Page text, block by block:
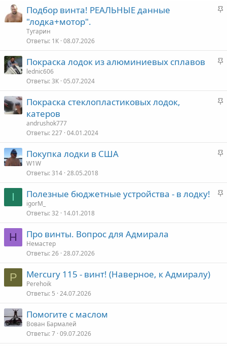
З
п
о
Подбор винта! РЕАЛЬНЫЕ данные
"лодка+мотор".
Тугарин
Ответы 1К 08.07.2026
З
е
о
Покраска лодок из алюминиевых сплавов
lednic606
Ответы 3К 05.07.2024
З
п
о
Покраска стеклопластиковых лодок,
катеров
andrushok777
Ответы 227 04.01.2024
З
е
Покупка лодки в США
W1W
Ответы 314 28.05.2018
I
З
Полезные бюджетные устройства - в лодку!
igorM_
Ответы 32 14.01.2018
Н Про винты. Вопрос для Адмирала
Немастер
Ответы 26 28.07.2026
P Mercury 115 - винт! (Наверное, к Адмиралу)
Perehoik
Ответы 5 24.07.2026
Помогите с маслом
Вован Бармалей
Ответы 7 09.07.2026